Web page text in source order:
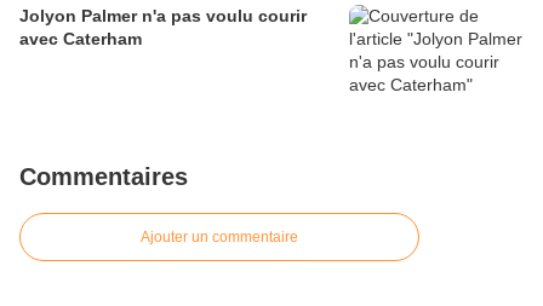
Jolyon Palmer n'a pas voulu courir
avec Caterham
Commentaires
Ajouter un commentaire